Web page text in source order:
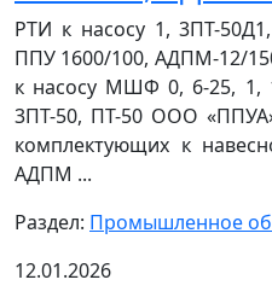
РТИ к насосу 1, 3ПТ-
ППУ 1600/100, АДПМ-12/
к насосу МШФ 0, 6-25, 1,
3ПТ-50, ПТ-50 ООО
комплектующих к
АДПМ ...
Раздел: Промышленное
12.01.2026